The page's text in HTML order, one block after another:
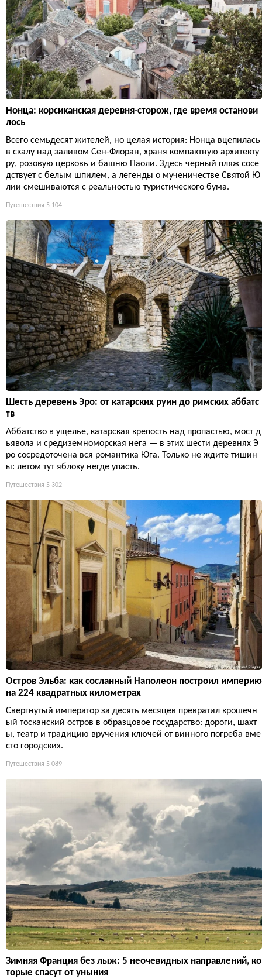
Нонца: корсиканская деревня-сторож, где время останови
лось
Всего семьдесят жителей, но целая история: Нонца вцепилась
в скалу над заливом Сен-Флоран, храня компактную архитекту
ру, розовую церковь и башню Паоли. Здесь черный пляж сосе
дствует с белым шпилем, а легенды о мученичестве Святой Ю
лии смешиваются с реальностью туристического бума.
Путешествия 5 104
Шесть деревень Эро: от катарских руин до римских аббатс
тв
Аббатство в ущелье, катарская крепость над пропастью, мост д
ьявола и средиземноморская нега — в этих шести деревнях Э
ро сосредоточена вся романтика Юга. Только не ждите тишин
ы: летом тут яблоку негде упасть.
Путешествия 5 302
Остров Эльба: как сосланный Наполеон построил империю
на 224 квадратных километрах
Свергнутый император за десять месяцев превратил крошечн
ый тосканский остров в образцовое государство: дороги, шахт
ы, театр и традицию вручения ключей от винного погреба вме
сто городских.
Путешествия 5 089
Зимняя Франция без лыж: 5 неочевидных направлений, ко
торые спасут от уныния